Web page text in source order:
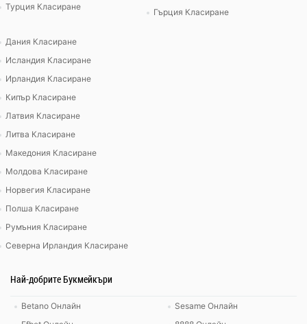
Турция Класиране
Гърция Класиране
Дания Класиране
Исландия Класиране
Ирландия Класиране
Кипър Класиране
Латвия Класиране
Литва Класиране
Македония Класиране
Молдова Класиране
Норвегия Класиране
Полша Класиране
Румъния Класиране
Северна Ирландия Класиране
Най-добрите Букмейкъри
Betano Онлайн
Sesame Онлайн